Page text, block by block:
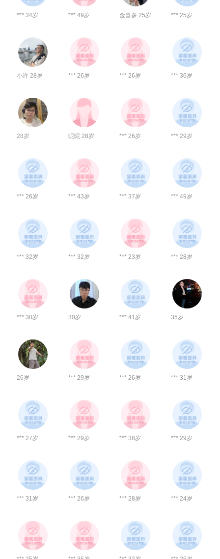
*** 34岁 *** 49岁 金喜多 25岁 *** 25岁
小许 28岁 *** 26岁 *** 26岁 *** 36岁
28岁 昵昵 28岁 *** 26岁 *** 29岁
*** 26岁 *** 43岁 *** 37岁 *** 49岁
*** 32岁 *** 32岁 *** 23岁 *** 28岁
*** 30岁 30岁 *** 41岁 35岁
26岁 *** 29岁 *** 26岁 *** 31岁
*** 27岁 *** 29岁 *** 38岁 *** 29岁
*** 31岁 *** 26岁 *** 28岁 *** 24岁